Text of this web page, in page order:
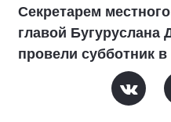
Секретарем
главой Бугуруслана
провели субботник в